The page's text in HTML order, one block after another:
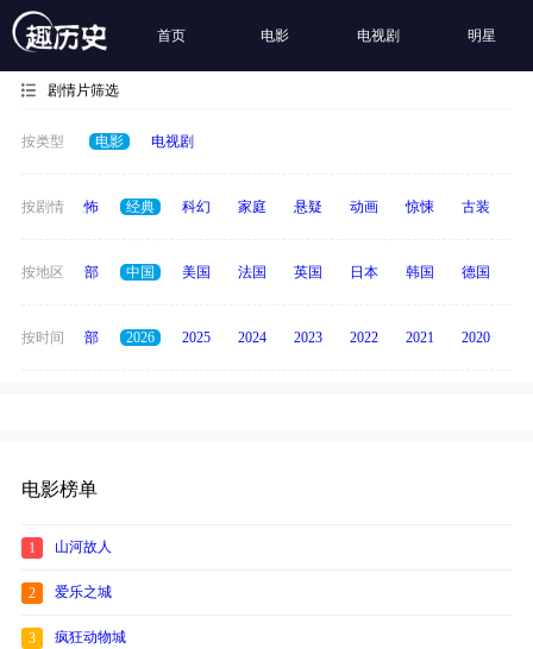
首页 电影 电视剧 明星
剧情片筛选
按类型 电影 电视剧
按剧情
冒险 恐怖 经典 科幻 家庭 悬疑 动画 惊悚 古装
按地区 全部 中国 美国 法国 英国 日本 韩国 德国
按时间 全部 2026 2025 2024 2023 2022 2021 2020
电影榜单
1 山河故人
2 爱乐之城
3 疯狂动物城